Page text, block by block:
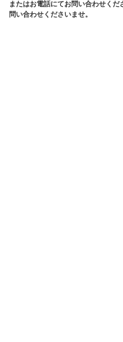
またはお電話にてお問い合わせく
問い合わせくださいませ。